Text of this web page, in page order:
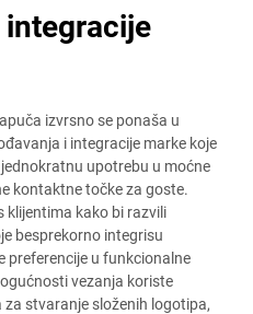
izvrsno se ponaša u
i integracije marke koje
upotrebu u moćne
kontaktne točke za goste.
klijentima kako bi razvili
besprekorno integrisu
preferencije u funkcionalne
vezanja koriste
za stvaranje složenih logotipa,